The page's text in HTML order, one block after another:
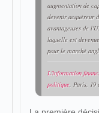
augmentation de
devenir acquéreur
avantageuses de
laquelle est
pour le marché
L'information
politique, Paris, 19